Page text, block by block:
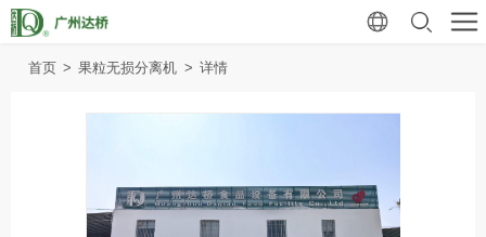
首页 > 果粒无损分离机 > 详情